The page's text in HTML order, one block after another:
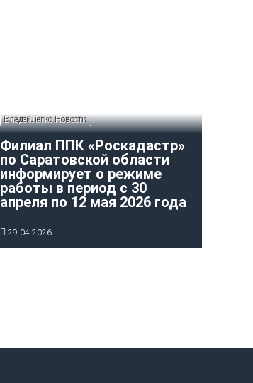
ВладейЛегко Новости
Филиал ППК «Роскадастр»
по Саратовской области
информирует о режиме
работы в период с 30
апреля по 12 мая 2026 года
29.04.2026